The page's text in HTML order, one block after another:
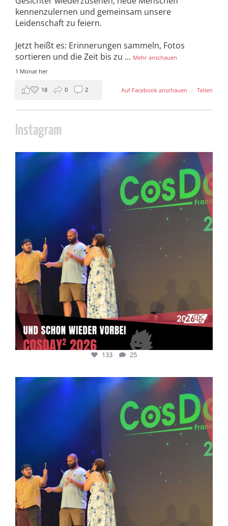
kennenzulernen und gemeinsam unsere
Leidenschaft zu feiern.
Jetzt heißt es: Erinnerungen sammeln, Fotos
sortieren und die Zeit bis zu ... Mehr anschauen
1 Monat her
Auf Facebook anschauen · Teilen
18 0 2
Instagram
cosday
Juli 5
133 25
133 25
cosday
Juli 5
133 25